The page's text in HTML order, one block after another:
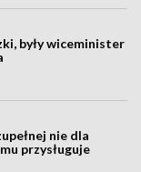
były wiceminister
nie dla
przysługuje